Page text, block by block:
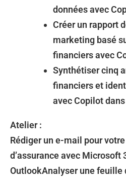
données avec
Créer un rapport
marketing basé
financiers avec
Synthétiser cinq
financiers et
avec Copilot dans
Atelier :
Rédiger un e-mail pour
d’assurance avec Microsoft
OutlookAnalyser une feuille